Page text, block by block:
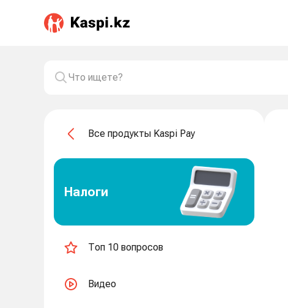
Все продукты Kaspi Pay
Налоги
Топ 10 вопросов
Видео